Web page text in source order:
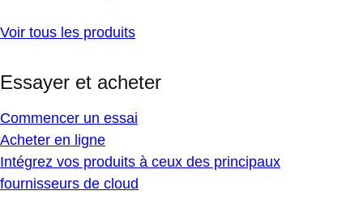
Voir tous les produits
Essayer et acheter
Commencer un essai
Acheter en ligne
Intégrez vos produits à ceux des principaux
fournisseurs de cloud